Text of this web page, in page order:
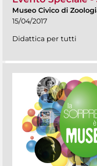
Museo Civico di
15/04/2017
Didattica per tutti